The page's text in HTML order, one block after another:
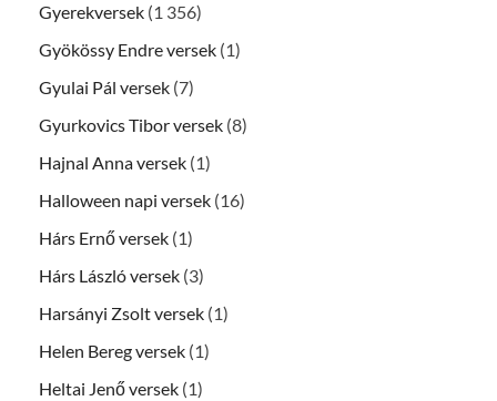
Gyerekversek (1 356)
Gyökössy Endre versek (1)
Gyulai Pál versek (7)
Gyurkovics Tibor versek (8)
Hajnal Anna versek (1)
Halloween napi versek (16)
Hárs Ernő versek (1)
Hárs László versek (3)
Harsányi Zsolt versek (1)
Helen Bereg versek (1)
Heltai Jenő versek (1)